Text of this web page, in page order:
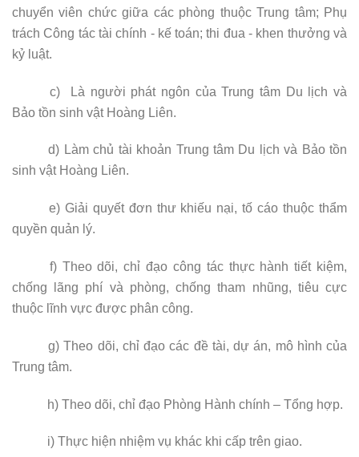
chuyển viên chức giữa các phòng thuộc Trung tâm; Phụ
trách Công tác tài chính - kế toán; thi đua - khen thưởng và
kỷ luật.
c) Là người phát ngôn củaTrung tâm Du lịch và
Bảo tồn sinh vật Hoàng Liên.
d) Làm chủ tài khoản Trung tâm Du lịch và Bảo tồn
sinh vật Hoàng Liên.
e)Giải quyết đơn thư khiếu nại, tố cáo thuộc thẩm
quyền quản lý.
f) Theo dõi, chỉ đạo công tác thực hành tiết kiệm,
chống lãng phí và phòng, chống tham nhũng, tiêu cực
thuộc lĩnh vực được phân công.
g)Theo dõi, chỉ đạocác đề tài, dự án, mô hình của
Trung tâm.
h) Theo dõi, chỉ đạo Phòng Hành chính – Tổng hợp.
i) Thực hiện nhiệm vụ khác khi cấp trên giao.